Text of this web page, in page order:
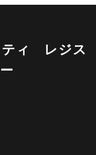
ティ レジス